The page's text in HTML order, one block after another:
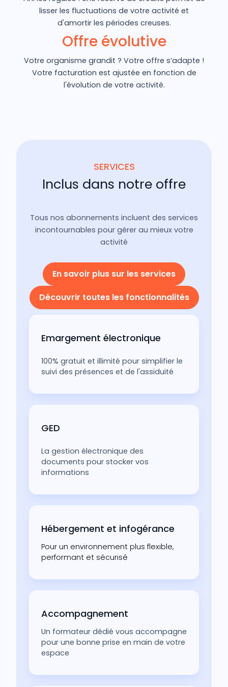
lisser les fluctuations de votre activité et
d'amortir les périodes creuses.
Offre évolutive
Votre organisme grandit ? Votre offre s’adapte !
Votre facturation est ajustée en fonction de
l'évolution de votre activité.
SERVICES
Inclus dans notre offre
Tous nos abonnements incluent des services
incontournables pour gérer au mieux votre
activité
En savoir plus sur les services
Découvrir toutes les fonctionnalités
Emargement électronique
100% gratuit et illimité pour simplifier le
suivi des présences et de l'assiduité
GED
La gestion électronique des
documents pour stocker vos
informations
Hébergement et infogérance
Pour un environnement plus flexible,
performant et sécurisé
Accompagnement
Un formateur dédié vous accompagne
pour une bonne prise en main de votre
espace